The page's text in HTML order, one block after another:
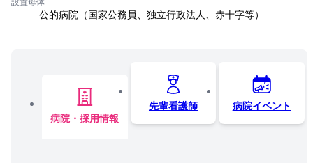
公的病院（国家公務員、独立行政法人、赤十字等）
病院・採用情報
先輩看護師 病院イベント